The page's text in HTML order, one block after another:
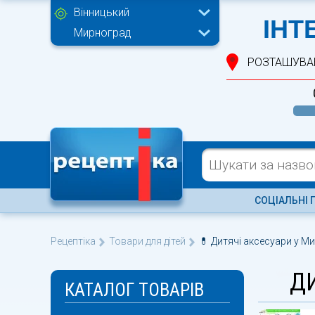
Вінницький
Мирноград
СОЦІАЛЬНІ
Рецептіка Товари для дітей 💊 Дитячі аксесуари у
КАТАЛОГ ТОВАРІВ